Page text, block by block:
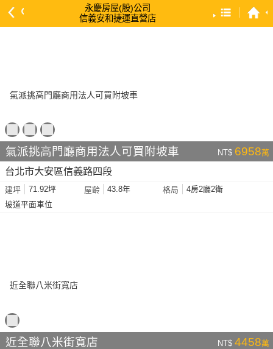
永慶房屋(股)公司
信義安和捷運直營店
依建物坪數 大 → 小
依土地坪數 大 → 小
氣派挑高門廳商用法人可買附坡車 NT$ 6958萬
台北市大安區信義路四段
建坪 71.92坪 屋齡 43.8年 格局
4房2廳2衛
坡道平面車位
近全聯八米街寬店 NT$ 4458萬